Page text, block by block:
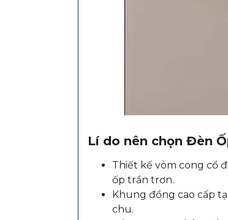
Lí do nên chọn Đèn
Thiết kế vòm cong cổ
ốp trần trơn.
Khung đồng cao cấp
chu.